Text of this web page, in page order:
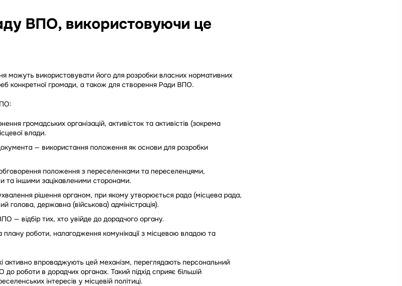
ВПО, використовуючи це
можуть використовувати його для розробки власних нормативних
конкретної громади, а також для створення Ради ВПО.
громадських організацій, активісток та активістів (зокрема
влади.
— використання положення як основи для розробки
обговорення положення з переселенками та переселенцями,
та іншими зацікавленими сторонами.
рішення органом, при якому утворюється рада (місцева рада,
голова, державна (військова) адміністрація).
— відбір тих, хто увійде до дорадчого органу.
роботи, налагодження комунікації з місцевою владою та
активно впроваджують цей механізм, переглядають персональний
роботи в дорадчих органах. Такий підхід сприяє більшій
інтересів у місцевій політиці.